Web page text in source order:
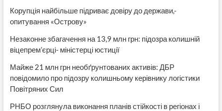
Корупція найбільше підриває довіру до держави,-
опитування «Острову»
Незаконне збагачення на 13,9 млн грн: підозра колишній
віцепрем’єрці- міністерці юстиції
Майже 21 млн грн необґрунтованих активів: ДБР
повідомило про підозру колишньому керівнику логістики
Повітряних Сил
РНБО розглянула виконання планів стійкості в регіонах і